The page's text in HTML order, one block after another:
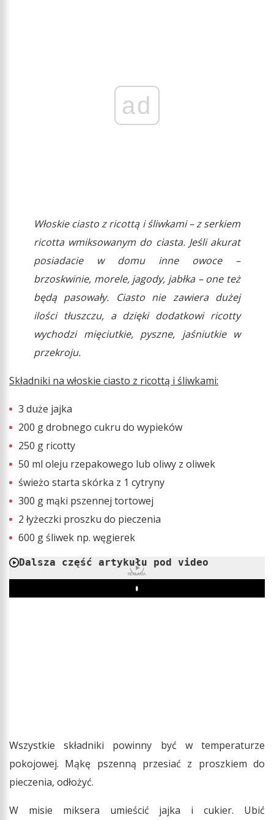
ad
Włoskie ciasto z ricottą i śliwkami – z serkiem
ricotta wmiksowanym do ciasta. Jeśli akurat
posiadacie w domu inne owoce –
brzoskwinie, morele, jagody, jabłka – one też
będą pasowały. Ciasto nie zawiera dużej
ilości tłuszczu, a dzięki dodatkowi ricotty
wychodzi mięciutkie, pyszne, jaśniutkie w
przekroju.
Składniki na włoskie ciasto z ricottą i śliwkami:
3 duże jajka
200 g drobnego cukru do wypieków
250 g ricotty
50 ml oleju rzepakowego lub oliwy z oliwek
świeżo starta skórka z 1 cytryny
300 g mąki pszennej tortowej
2 łyżeczki proszku do pieczenia
600 g śliwek np. węgierek
Dalsza część artykułu pod video
REKLAMA
Play
Wszystkie składniki powinny być w temperaturze
pokojowej. Mąkę pszenną przesiać z proszkiem do
pieczenia, odłożyć.
W misie miksera umieścić jajka i cukier. Ubić